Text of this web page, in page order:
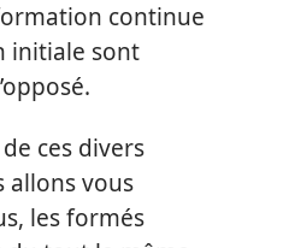
continue
initiale sont
ces divers
allons vous
les formés